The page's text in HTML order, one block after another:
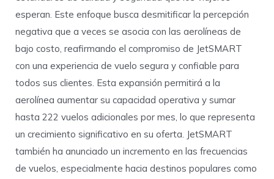
esperan. Este enfoque busca desmitificar la percepción
negativa que a veces se asocia con las aerolíneas de
bajo costo, reafirmando el compromiso de JetSMART
con una experiencia de vuelo segura y confiable para
todos sus clientes. Esta expansión permitirá a la
aerolínea aumentar su capacidad operativa y sumar
hasta 222 vuelos adicionales por mes, lo que representa
un crecimiento significativo en su oferta. JetSMART
también ha anunciado un incremento en las frecuencias
de vuelos, especialmente hacia destinos populares como